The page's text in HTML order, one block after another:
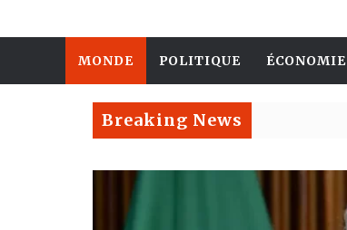
MONDE POLITIQUE ÉCONOMIE
Breaking News